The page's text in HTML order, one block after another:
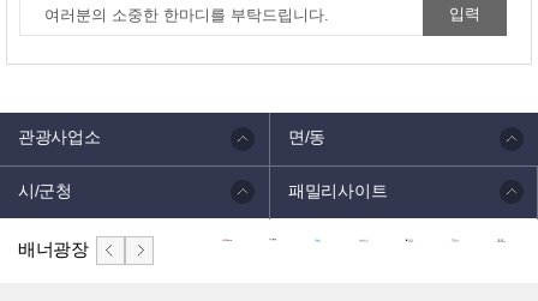
관광사업소 면/동
시/군청 패밀리사이트
배너광장